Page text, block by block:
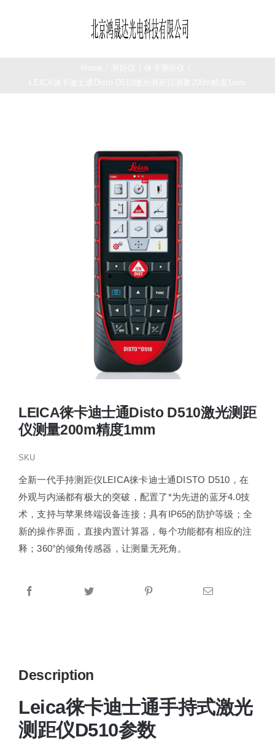
LEICA徕卡迪士通Disto D510激光测距
仪测量200m精度1mm
SKU
全新一代手持测距仪LEICA徕卡迪士通DISTO D510，在
外观与内涵都有极大的突破，配置了*为先进的蓝牙4.0技
术，支持与苹果终端设备连接；具有IP65的防护等级；全
新的操作界面，直接内置计算器，每个功能都有相应的注
释；360°的倾角传感器，让测量无死角。
Description
Leica徕卡迪士通手持式激光
测距仪D510参数